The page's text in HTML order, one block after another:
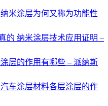
米涂层为何又称为功能性
的 纳米涂层技术应用证明 –
层的作用有哪些 – 派纳斯
车涂层材料各层涂层的作